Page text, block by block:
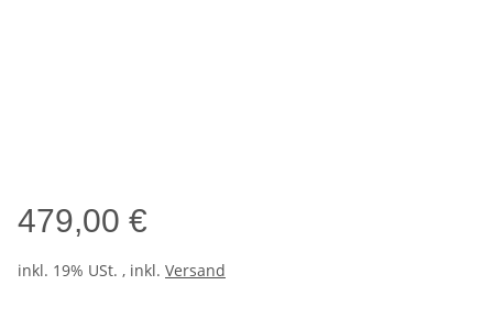
479,00 €
inkl. 19% USt. , inkl. Versand